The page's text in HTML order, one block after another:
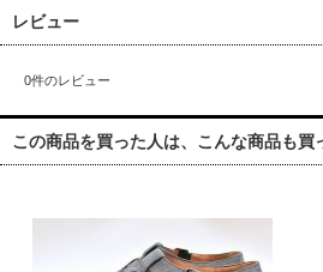
レビュー
0件のレビュー
この商品を買った人は、こんな商品も買